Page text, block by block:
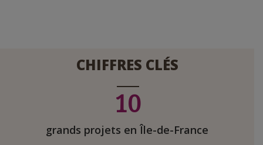
CHIFFRES CLÉS
10
grands projets en Île-de-France